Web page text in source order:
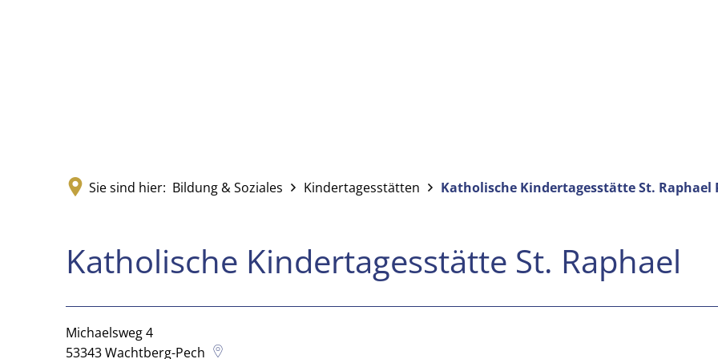
Sie sind hier: Bildung & Soziales Kindertagesstätten Katholische Kindertagesstätte St. Raphael
Katholische
Kindertagesstätte
Katholische Kindertagesstätte St. Raphael
Michaelsweg 4
53343Wachtberg-Pech